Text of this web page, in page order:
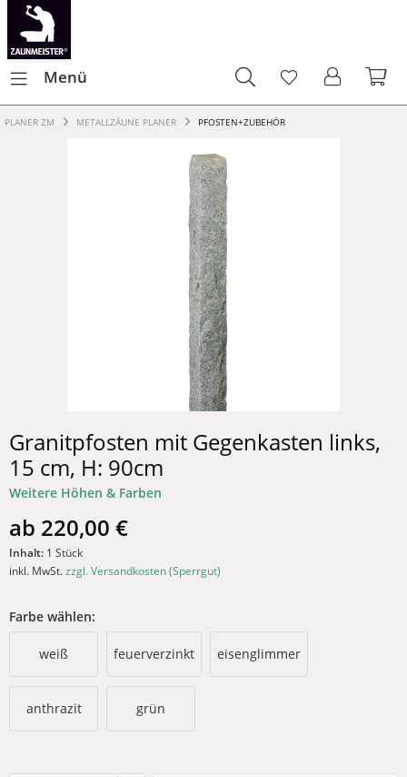
Menü
PLANER ZM METALLZÄUNE PLANER PFOSTEN+ZUBEHÖR
Granitpfosten mit Gegenkasten links,
15 cm, H: 90cm
Weitere Höhen & Farben
ab 220,00 €
Inhalt: 1 Stück
inkl. MwSt.zzgl. Versandkosten (Sperrgut)
Farbe wählen:
weiß feuerverzinkt eisenglimmer
anthrazit grün